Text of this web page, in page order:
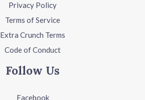
Privacy Policy
Terms of Service
Extra Crunch Terms
Code of Conduct
Follow Us
Facebook